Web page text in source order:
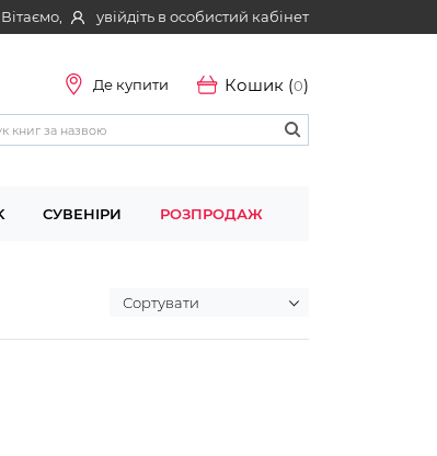
Вітаємо, увійдіть в особистий кабінет
Де купити Кошик (0)
СУВЕНІРИ РОЗПРОДАЖ